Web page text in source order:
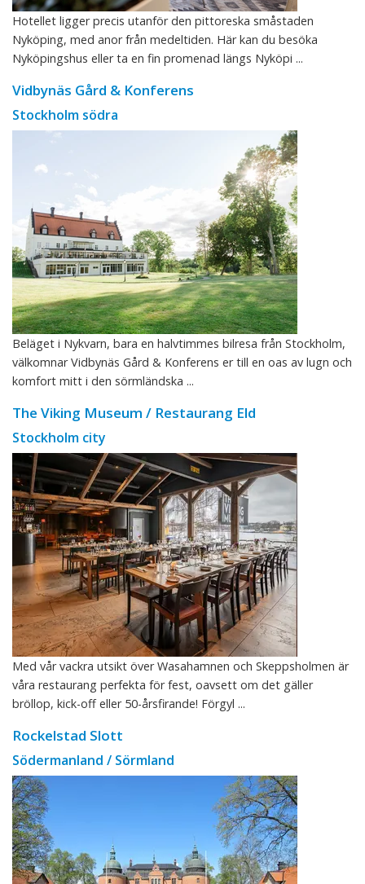
Hotellet ligger precis utanför den pittoreska småstaden
Nyköping, med anor från medeltiden. Här kan du besöka
Nyköpingshus eller ta en fin promenad längs Nyköpi ...
Vidbynäs Gård & Konferens
Stockholm södra
Beläget i Nykvarn, bara en halvtimmes bilresa från Stockholm,
välkomnar Vidbynäs Gård & Konferens er till en oas av lugn och
komfort mitt i den sörmländska ...
The Viking Museum / Restaurang Eld
Stockholm city
Med vår vackra utsikt över Wasahamnen och Skeppsholmen är
våra restaurang perfekta för fest, oavsett om det gäller
bröllop, kick-off eller 50-årsfirande! Förgyl ...
Rockelstad Slott
Södermanland / Sörmland